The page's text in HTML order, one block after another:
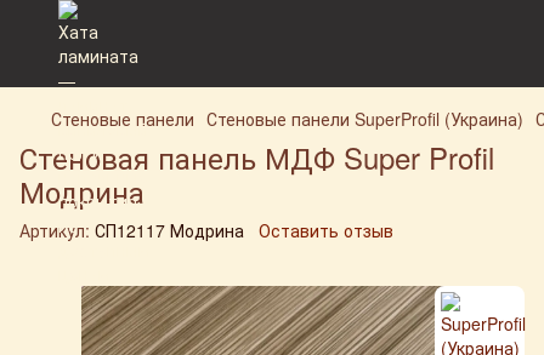
Стеновые панели Стеновые панели SuperProfil (Украина)
Стеновая панель МДФ Super Profil
Модрина
Артикул: СП12117 Модрина Оставить отзыв